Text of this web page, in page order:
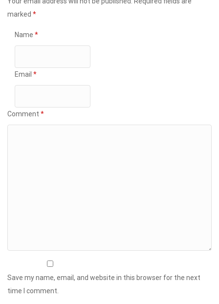
marked *
Name *
Email *
Comment *
Save my name, email, and website in this browser for the next
time I comment.